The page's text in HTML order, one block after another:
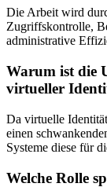
Die Arbeit wird
Zugriffskontrolle,
administrative
Warum ist die
virtueller
Da virtuelle
einen
Systeme diese für
Welche Rolle